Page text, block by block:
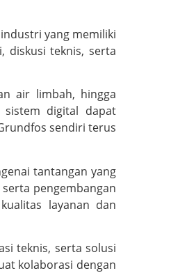
yang memiliki
diskusi teknis, serta
air limbah, hingga
sistem digital dapat
sendiri terus
tantangan yang
pengembangan
layanan dan
teknis, serta solusi
kolaborasi dengan